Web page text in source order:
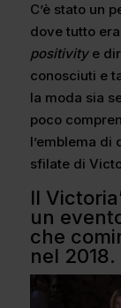
C’è stato un
dove tutto
positivitye
conosciuti e
la moda sia
poco
l’emblema di
sfilate di
Il
un
che
nel 2018.